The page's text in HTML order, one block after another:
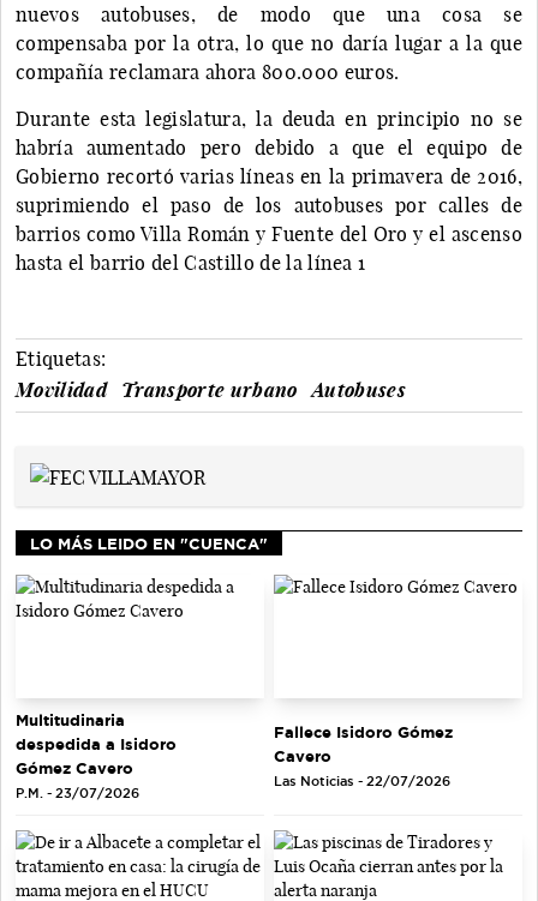
nuevos autobuses, de modo que una cosa se
compensaba por la otra, lo que no daría lugar a la que
compañía reclamara ahora 800.000 euros.
Durante esta legislatura, la deuda en principio no se
habría aumentado pero debido a que el equipo de
Gobierno recortó varias líneas en la primavera de 2016,
suprimiendo el paso de los autobuses por calles de
barrios como Villa Román y Fuente del Oro y el ascenso
hasta el barrio del Castillo de la línea 1
Etiquetas:
Movilidad
Transporte urbano Autobuses
LO MÁS LEIDO EN "CUENCA"
Multitudinaria
despedida a Isidoro
Gómez Cavero
P.M. - 23/07/2026
Fallece Isidoro Gómez
Cavero
Las Noticias - 22/07/2026